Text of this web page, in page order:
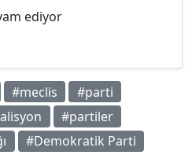
ediyor
#meclis
#parti
#partiler
#Demokratik Parti